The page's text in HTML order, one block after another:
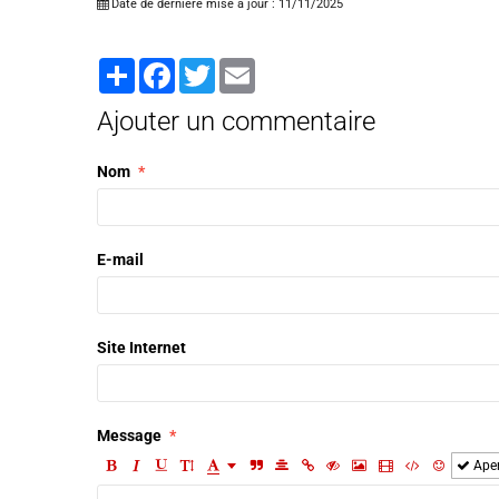
Date de dernière mise à jour : 11/11/2025
PartagerFacebook
Twitter
Ajouter un commentaire
Nom
E-mail
Site Internet
Message